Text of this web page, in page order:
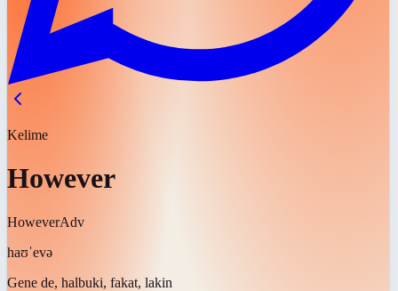
Kelime
However
HoweverAdv
haʊˈevə
Gene de, halbuki, fakat, lakin